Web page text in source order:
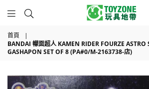
首頁
|
BANDAI 幪面超人 KAMEN RIDER FOURZE ASTRO
GASHAPON SET OF 8 (PA#0/M-2163738-店)